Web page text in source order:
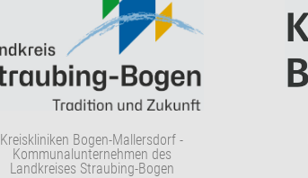
Kreiskliniken Bogen-Mallersdorf -
Kommunalunternehmen des
Landkreises Straubing-Bogen